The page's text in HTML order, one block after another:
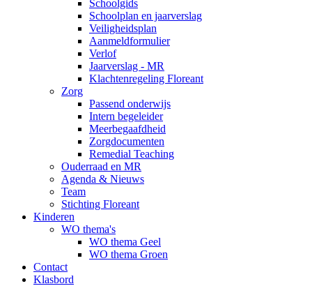
Schoolgids
Schoolplan en jaarverslag
Veiligheidsplan
Aanmeldformulier
Verlof
Jaarverslag - MR
Klachtenregeling Floreant
Zorg
Passend onderwijs
Intern begeleider
Meerbegaafdheid
Zorgdocumenten
Remedial Teaching
Ouderraad en MR
Agenda & Nieuws
Team
Stichting Floreant
Kinderen
WO thema's
WO thema Geel
WO thema Groen
Contact
Klasbord